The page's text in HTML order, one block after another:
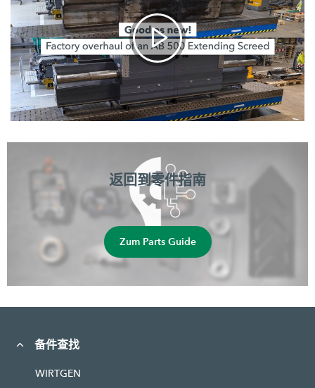
返回到零件指南
Zum Parts Guide
备件查找
WIRTGEN